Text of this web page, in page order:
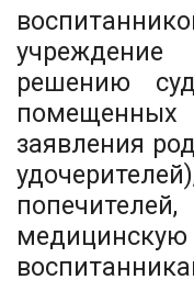
решению
заявления